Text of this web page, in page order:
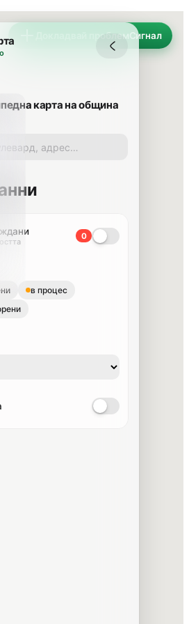
Докладвай проблемСигнал
карта на община
0
в процес